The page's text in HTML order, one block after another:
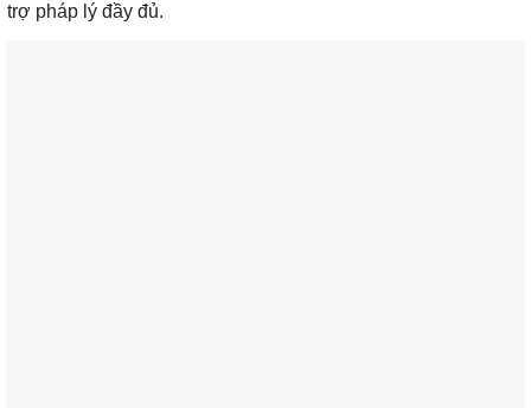
trợ pháp lý đầy đủ.